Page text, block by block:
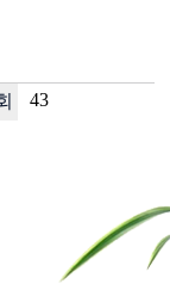
43